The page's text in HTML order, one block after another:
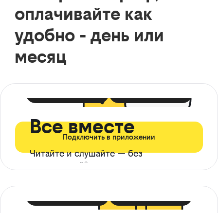
оплачивайте как
удобно - день или
месяц
Все вместе
Читайте и слушайте — без
ограничений*
Подключить в приложении